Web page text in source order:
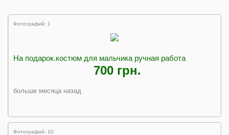
Фотографий: 1
На подарок.костюм для мальчика ручная работа
700 грн.
больше месяца назад
Фотографий: 10